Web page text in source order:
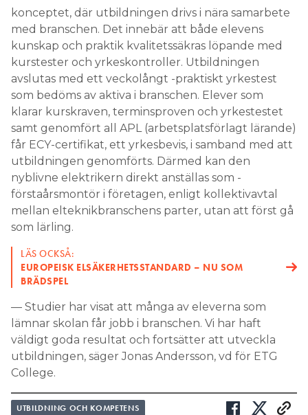
konceptet, där utbildningen drivs i nära samarbete
med branschen. Det innebär att både elevens
kunskap och praktik kvalitetssäkras löpande med
kurstester och yrkeskontroller. Utbildningen
avslutas med ett veckolångt -praktiskt yrkestest
som bedöms av aktiva i branschen. Elever som
klarar kurskraven, terminsproven och yrkestestet
samt genomfört all APL (arbetsplatsförlagt lärande)
får ECY-certifikat, ett yrkesbevis, i samband med att
utbildningen genomförts. Därmed kan den
nyblivne elektrikern direkt anställas som -
förstaårsmontör i företagen, enligt kollektivavtal
mellan elteknikbranschens parter, utan att först gå
som lärling.
LÄS OCKSÅ:
EUROPEISK ELSÄKERHETSSTANDARD – NU SOM
BRÄDSPEL
— Studier har visat att många av eleverna som
lämnar skolan får jobb i branschen. Vi har haft
väldigt goda resultat och fortsätter att utveckla
utbildningen, säger Jonas Andersson, vd för ETG
College.
UTBILDNING OCH KOMPETENS